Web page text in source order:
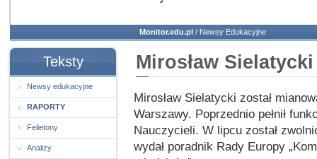
Monitor.edu.pl / Newsy Edukacyjne
Teksty
Newsy edukacyjne
RAPORTY
Felietony
Analizy
Mirosław
Mirosław Sielatycki został
Warszawy. Poprzednio pełnił
Nauczycieli. W lipcu został
wydał poradnik Rady Europy